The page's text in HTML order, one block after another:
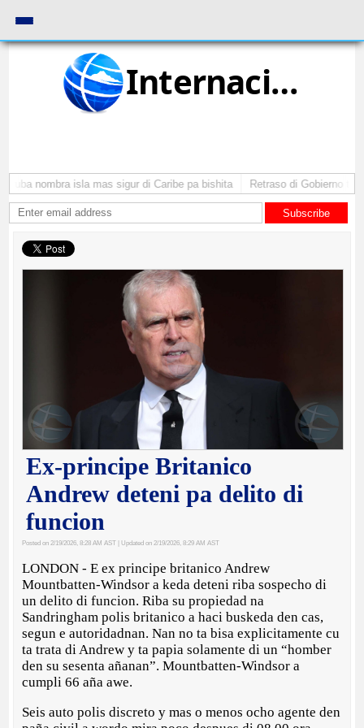
Internacional
nombra isla mas sigur di Caribe pa bishita Retraso di Gobierno ta
Subscribe
Ex-principe Britanico
Andrew deteni pa delito di
funcion
Posted on 2/19/2026, 8:28 AM AST | Updated on 2/19/2026, 8:29 AM AST
LONDON - E ex principe britanico Andrew
Mountbatten-Windsor a keda deteni riba sospecho di
un delito di funcion. Riba su propiedad na
Sandringham polis britanico a haci buskeda den cas,
segun e autoridadnan. Nan no ta bisa explicitamente cu
ta trata di Andrew y ta papia solamente di un “homber
den su sesenta añanan”. Mountbatten-Windsor a
cumpli 66 aña awe.
Seis auto polis discreto y mas o menos ocho agente den